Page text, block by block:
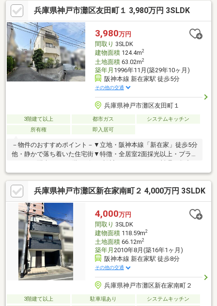
兵庫県神戸市灘区友田町１ 3,980万円 3SLDK
3,980万円
間取り 3SLDK
建物面積124.4m2
土地面積63.02m2
築年月 1996年11月(築29年10ヶ月)
阪神本線 新在家駅 徒歩5分
その他の交通
兵庫県神戸市灘区友田町１
3階建て以上 都市ガス
システムキッチン
所有権
即入居可
－物件のおすすめポイント－▼立地・阪神本線「新在家」徒歩5分
他・静かで落ち着いた住宅街▼特徴・全居室2面採光以上・プライ
やすい壁付けタイプ・2階に水回りを集約、家事動線に配慮された
間取り・多用途に活用可能なクローゼット付きの納戸有・2階
LDK・3階洋室の南面にバルコニー有、眺望良好(天候による)・TV
モニタ付インターホン有・シャッター付き車庫1台有(車種によ
る)・即引渡し可能(残金精算後)■ ご希望の住まい探しをお手伝い
します ━━━━━・・・物件の詳細・ご相談はお気軽にお問い合
わせください。
兵庫県神戸市灘区新在家南町２ 4,000万円 3SLDK
4,000万円
間取り 3SLDK
建物面積118.59m2
土地面積66.12m2
築年月 2010年8月(築16年1ヶ月)
阪神本線 新在家駅 徒歩8分
その他の交通
兵庫県神戸市灘区新在家南町２
3階建て以上 駐車場あり
システムキッチン